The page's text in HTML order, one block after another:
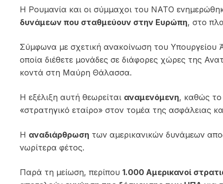
Η Ρουμανία και οι σύμμαχοι του ΝΑΤΟ
δυνάμεων που σταθμεύουν στην Ευρώπη, στο
Σύμφωνα με σχετική ανακοίνωση του
οποία διέθετε μονάδες σε διάφορες χώρες της
κοντά στη Μαύρη Θάλασσα.
Η εξέλιξη αυτή θεωρείται αναμενόμενη, καθώς το
«στρατηγικό εταίρο» στον τομέα της ασφάλειας
Η αναδιάρθρωση των αμερικανικών δυνάμεων
νωρίτερα φέτος.
Παρά τη μείωση, περίπου 1.000 Αμερικανοί